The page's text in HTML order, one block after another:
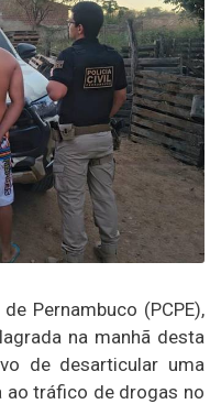
Pernambuco (PCPE),
na manhã desta
de desarticular uma
ao tráfico de drogas no